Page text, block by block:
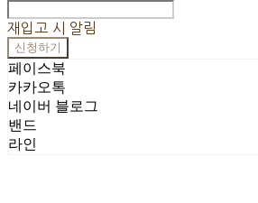
재입고 시 알림
신청하기
페이스북
카카오톡
네이버 블로그
밴드
라인